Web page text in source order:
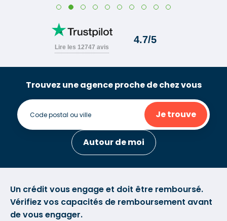
Trouvez une agence proche de chez vous
Je trouve
Autour de moi
Un crédit vous engage et doit être remboursé.
Vérifiez vos capacités de remboursement avant
de vous engager.